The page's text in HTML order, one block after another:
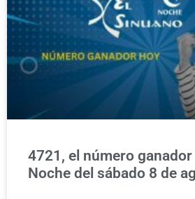
4721, el número
Noche del sábado 8 de